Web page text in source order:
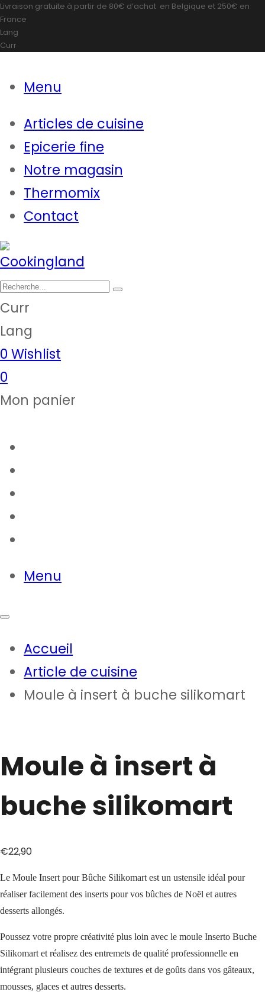
Livraison gratuite à partir de 80€ d’achat en Belgique et 250€ en
France
Lang
Curr
Menu
Articles de cuisine
Epicerie fine
Notre magasin
Thermomix
Contact
Curr
Lang
0 Wishlist
0
Mon panier
Menu
Accueil
Article de cuisine
Moule à insert à buche silikomart
Moule à insert à
buche silikomart
€22,90
Le Moule Insert pour Bûche Silikomart est un ustensile idéal pour
réaliser facilement des inserts pour vos bûches de Noël et autres
desserts allongés.
Poussez votre propre créativité plus loin avec le moule Inserto Buche
Silikomart et réalisez des entremets de qualité professionnelle en
intégrant plusieurs couches de textures et de goûts dans vos gâteaux,
mousses, glaces et autres desserts.